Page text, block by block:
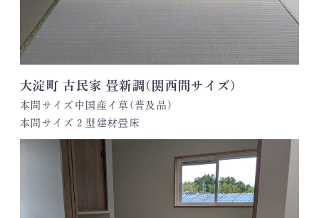
大淀町 古民家 畳新調(関西間サイズ)
本間サイズ中国産イ草(普及品)
本間サイズ２型建材畳床